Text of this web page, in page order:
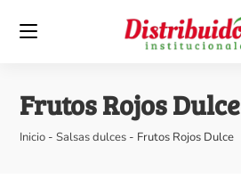
Frutos Rojos Dulce
Inicio -Salsas dulces - Frutos Rojos Dulce